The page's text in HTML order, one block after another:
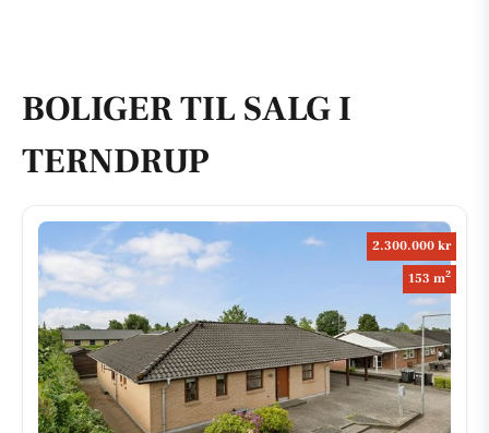
BOLIGER TIL SALG I
TERNDRUP
2.300.000 kr
153 m2